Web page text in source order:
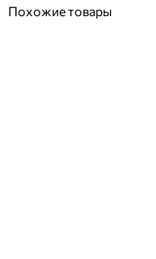
Похожие товары